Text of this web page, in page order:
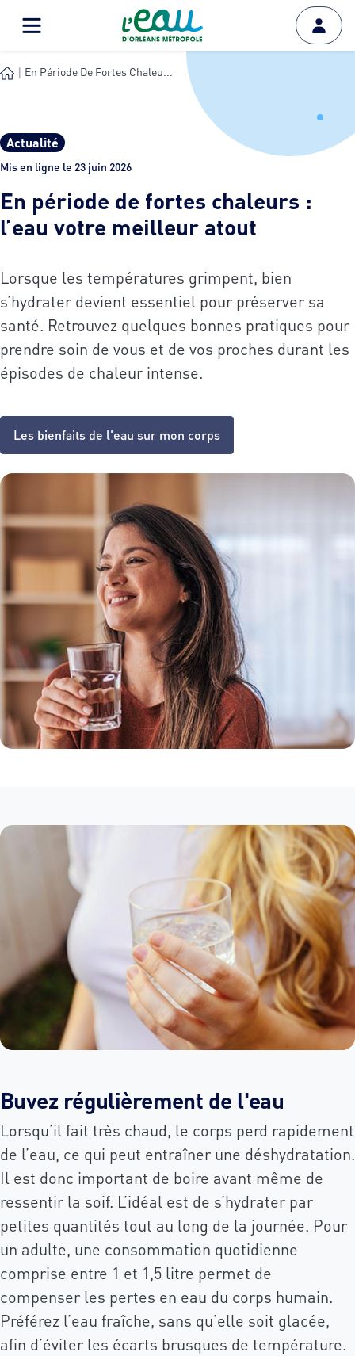
En Période De Fortes Chaleu...
Actualité
Mis en ligne le 23 juin 2026
En période de fortes chaleurs :
l’eau votre meilleur atout
Lorsque les températures grimpent, bien
s’hydrater devient essentiel pour préserver sa
santé. Retrouvez quelques bonnes pratiques pour
prendre soin de vous et de vos proches durant les
épisodes de chaleur intense.
Les bienfaits de l'eau sur mon corps
Buvez régulièrement de l'eau
Lorsqu’il fait très chaud, le corps perd rapidement
de l’eau, ce qui peut entraîner une déshydratation.
Il est donc important de boire avant même de
ressentir la soif. L’idéal est de s’hydrater par
petites quantités tout au long de la journée. Pour
un adulte, une consommation quotidienne
comprise entre 1 et 1,5 litre permet de
compenser les pertes en eau du corps humain.
Préférez l’eau fraîche, sans qu’elle soit glacée,
afin d’éviter les écarts brusques de température.